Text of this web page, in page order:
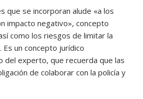
que se incorporan alude «a los
impacto negativo», concepto
como los riesgos de limitar la
un concepto jurídico
del experto, que recuerda que las
de colaborar con la policía y